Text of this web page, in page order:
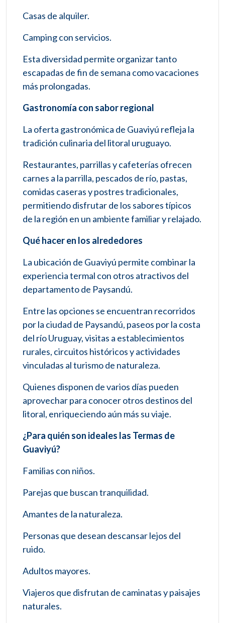
Casas de alquiler.
Camping con servicios.
Esta diversidad permite organizar tanto
escapadas de fin de semana como vacaciones
más prolongadas.
Gastronomía con sabor regional
La oferta gastronómica de Guaviyú refleja la
tradición culinaria del litoral uruguayo.
Restaurantes, parrillas y cafeterías ofrecen
carnes a la parrilla, pescados de río, pastas,
comidas caseras y postres tradicionales,
permitiendo disfrutar de los sabores típicos
de la región en un ambiente familiar y relajado.
Qué hacer en los alrededores
La ubicación de Guaviyú permite combinar la
experiencia termal con otros atractivos del
departamento de Paysandú.
Entre las opciones se encuentran recorridos
por la ciudad de Paysandú, paseos por la costa
del río Uruguay, visitas a establecimientos
rurales, circuitos históricos y actividades
vinculadas al turismo de naturaleza.
Quienes disponen de varios días pueden
aprovechar para conocer otros destinos del
litoral, enriqueciendo aún más su viaje.
¿Para quién son ideales las Termas de
Guaviyú?
Familias con niños.
Parejas que buscan tranquilidad.
Amantes de la naturaleza.
Personas que desean descansar lejos del
ruido.
Adultos mayores.
Viajeros que disfrutan de caminatas y paisajes
naturales.